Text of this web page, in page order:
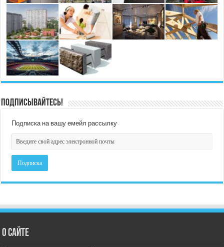
Подписывайтесь!
Подписка на вашу емейл рассылку
О сайте